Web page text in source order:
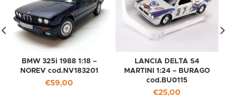
BMW 325i 1988 1:18 –
NOREV cod.NV183201
€59,00
LANCIA DELTA S4
MARTINI 1:24 – BURAGO
cod.BU0115
€25,00